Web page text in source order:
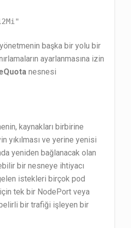
yönetmenin başka bir yolu bir
ayarlanmasına izin
nesnesi
kaynakları birbirine
yıkılması ve yerine yenisi
yeniden bağlanacak olan
bir nesneye ihtiyacı
istekleri birçok pod
için tek bir NodePort veya
bir trafiği işleyen bir